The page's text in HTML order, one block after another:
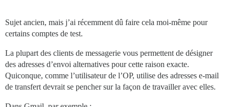
Sujet ancien, mais j’ai récemment dû faire cela moi-même pour
certains comptes de test.
La plupart des clients de messagerie vous permettent de désigner
des adresses d’envoi alternatives pour cette raison exacte.
Quiconque, comme l’utilisateur de l’OP, utilise des adresses e-mail
de transfert devrait se pencher sur la façon de travailler avec elles.